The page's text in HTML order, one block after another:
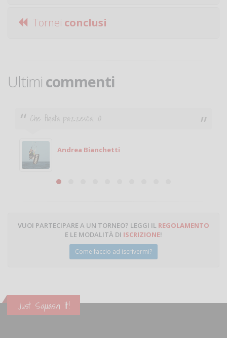
Tornei conclusi
Ultimi commenti
Ciao. Sono a Treviglio da poco e vorrei tornare a
giocare. Se sei in zona e puoi giocare fammi sapere.
Michele
Michele Miglionico
VUOI PARTECIPARE A UN TORNEO? LEGGI IL REGOLAMENTO
E LE MODALITÀ DI ISCRIZIONE!
Come faccio ad iscrivermi?
Just Squash It!